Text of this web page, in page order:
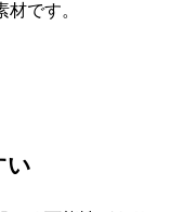
です。
い